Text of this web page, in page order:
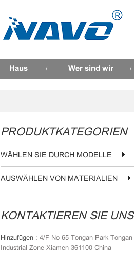
Haus / Wer sind wir /
PRODUKTKATEGORIEN
WÄHLEN SIE DURCH MODELLE
AUSWÄHLEN VON MATERIALIEN
KONTAKTIEREN SIE UNS
Hinzufügen : 4/F No 65 Tongan Park Tongan
Industrial Zone Xiamen 361100 China